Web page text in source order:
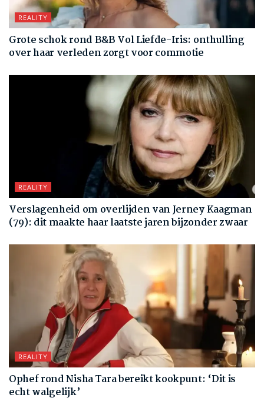
REALITY
Grote schok rond B&B Vol Liefde-Iris: onthulling
over haar verleden zorgt voor commotie
REALITY
Verslagenheid om overlijden van Jerney Kaagman
(79): dit maakte haar laatste jaren bijzonder zwaar
REALITY
Ophef rond Nisha Tara bereikt kookpunt: ‘Dit is
echt walgelijk’